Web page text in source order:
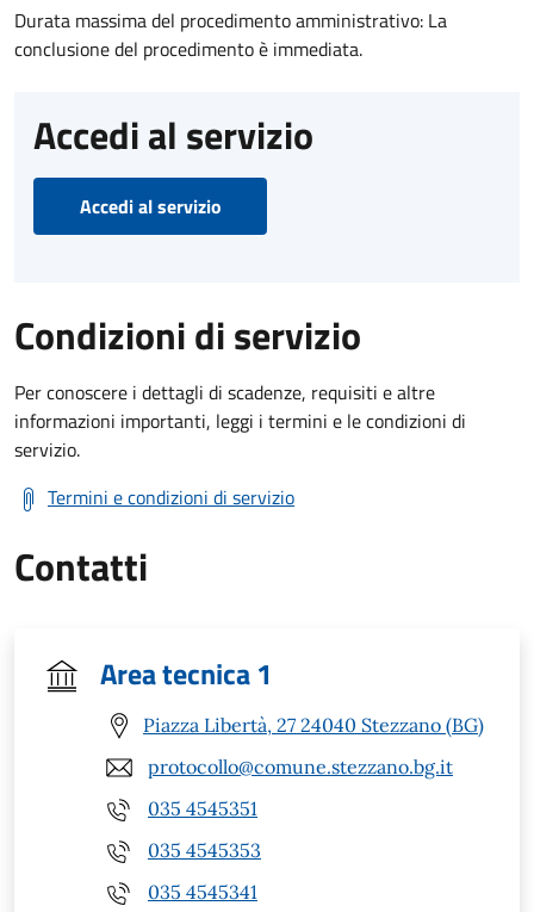
Durata massima del procedimento amministrativo: La
conclusione del procedimento è immediata.
Accedi al servizio
Accedi al servizio
Condizioni di servizio
Per conoscere i dettagli di scadenze, requisiti e altre
informazioni importanti, leggi i termini e le condizioni di
servizio.
Termini e condizioni di servizio
Contatti
Area tecnica 1
Piazza Libertà, 27 24040 Stezzano (BG)
protocollo@comune.stezzano.bg.it
035 4545351
035 4545353
035 4545341